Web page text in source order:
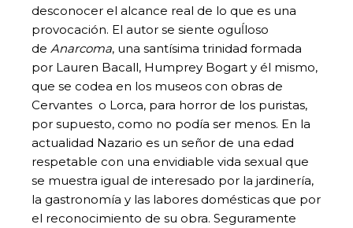
desconocer el alcance real de lo que es una
provocación. El autor se siente oguĺloso
de Anarcoma, una santísima trinidad formada
por Lauren Bacall, Humprey Bogart y él mismo,
que se codea en los museos con obras de
Cervantes o Lorca, para horror de los puristas,
por supuesto, como no podía ser menos. En la
actualidad Nazario es un señor de una edad
respetable con una envidiable vida sexual que
se muestra igual de interesado por la jardinería,
la gastronomía y las labores domésticas que por
el reconocimiento de su obra. Seguramente